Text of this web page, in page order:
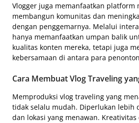
Vlogger juga memanfaatkan platform
membangun komunitas dan
dengan penggemarnya. Melalui
hanya memanfaatkan umpan balik
kualitas konten mereka, tetapi juga
kebersamaan di antara para
Cara Membuat Vlog Traveling
Memproduksi vlog traveling yang
tidak selalu mudah. Diperlukan lebih
dan lokasi yang menawan.